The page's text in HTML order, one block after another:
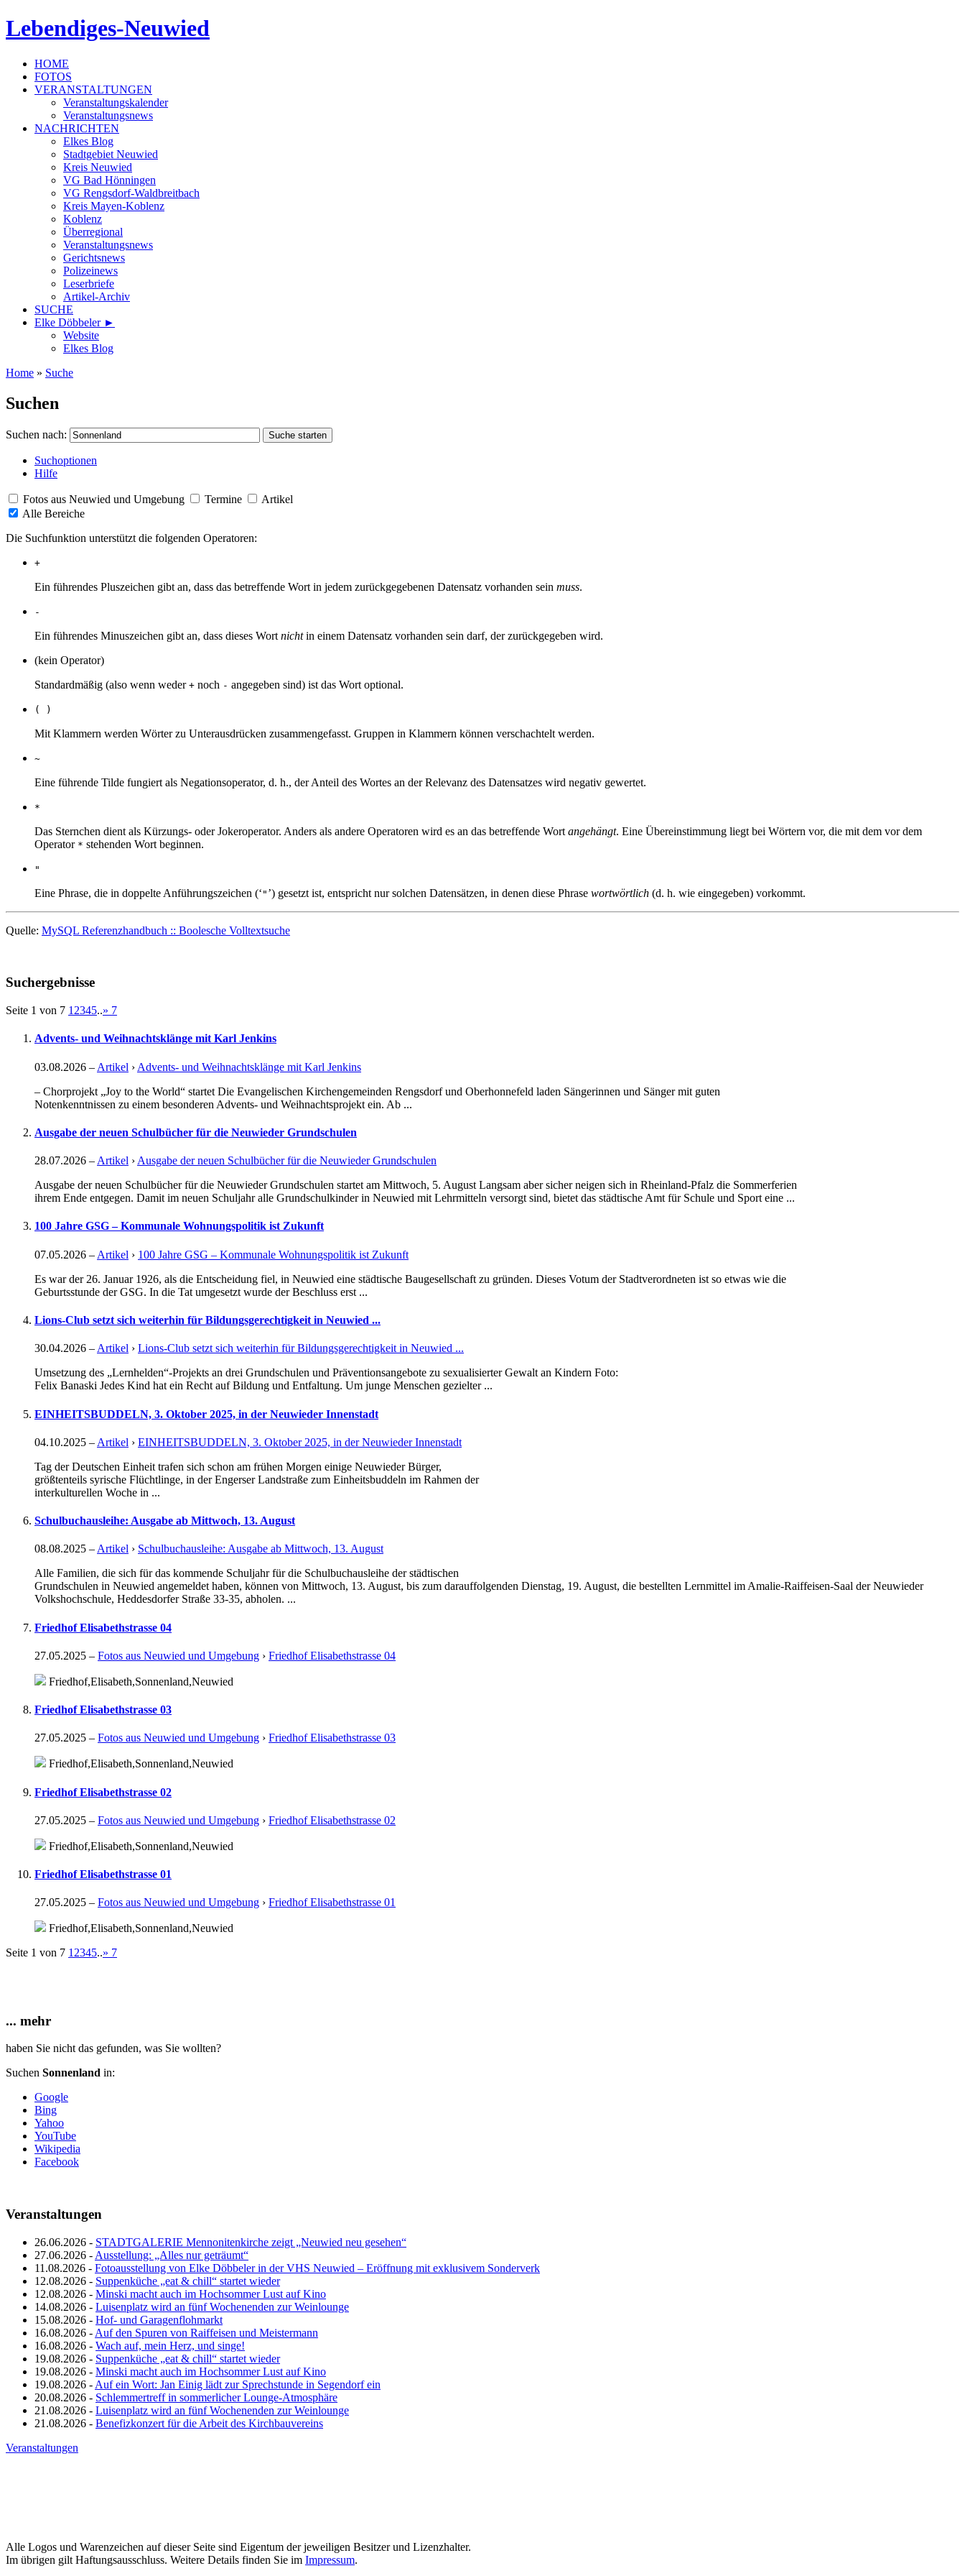
Lebendiges-Neuwied
HOME
FOTOS
VERANSTALTUNGEN
Veranstaltungskalender
Veranstaltungsnews
NACHRICHTEN
Elkes Blog
Stadtgebiet Neuwied
Kreis Neuwied
VG Bad Hönningen
VG Rengsdorf-Waldbreitbach
Kreis Mayen-Koblenz
Koblenz
Überregional
Veranstaltungsnews
Gerichtsnews
Polizeinews
Leserbriefe
Artikel-Archiv
SUCHE
Elke Döbbeler ►
Website
Elkes Blog
Home » Suche
Suchen
Suchen nach:
Suchoptionen
Hilfe
Fotos aus Neuwied und Umgebung Termine
Artikel
Alle Bereiche
Die Suchfunktion unterstützt die folgenden Operatoren:
+
Ein führendes Pluszeichen gibt an, dass das betreffende Wort in jedem zurückgegebenen Datensatz vorhanden sein muss.
-
Ein führendes Minuszeichen gibt an, dass dieses Wort nichtin einem Datensatz vorhanden sein darf, der zurückgegeben wird.
(kein Operator)
Standardmäßig (also wenn weder + noch - angegeben sind) ist das Wort optional.
( )
Mit Klammern werden Wörter zu Unterausdrücken zusammengefasst. Gruppen in Klammern können verschachtelt werden.
~
Eine führende Tilde fungiert als Negationsoperator, d. h., der Anteil des Wortes an der Relevanz des Datensatzes wird negativ gewertet.
*
Das Sternchen dient als Kürzungs- oder Jokeroperator. Anders als andere Operatoren wird es an das betreffende Wort angehängt. Eine Übereinstimmung liegt bei Wörtern vor, die mit dem vor dem
Operator * stehenden Wort beginnen.
"
Eine Phrase, die in doppelte Anführungszeichen (‘ " ’) gesetzt ist, entspricht nur solchen Datensätzen, in denen diese Phrase wortwörtlich (d. h. wie eingegeben) vorkommt.
Quelle: MySQL Referenzhandbuch :: Boolesche Volltextsuche
Suchergebnisse
Seite 1 von 7 1 2345..» 7
Advents- und Weihnachtsklänge mit Karl Jenkins
03.08.2026 – Artikel › Advents- und Weihnachtsklänge mit Karl Jenkins
– Chorprojekt „Joy to the World“ startet Die Evangelischen Kirchengemeinden Rengsdorf und Oberhonnefeld laden Sängerinnen und Sänger mit guten
Notenkenntnissen zu einem besonderen Advents- und Weihnachtsprojekt ein. Ab ...
Ausgabe der neuen Schulbücher für die Neuwieder Grundschulen
28.07.2026 – Artikel › Ausgabe der neuen Schulbücher für die Neuwieder Grundschulen
Ausgabe der neuen Schulbücher für die Neuwieder Grundschulen startet am Mittwoch, 5. August Langsam aber sicher neigen sich in Rheinland-Pfalz die Sommerferien
ihrem Ende entgegen. Damit im neuen Schuljahr alle Grundschulkinder in Neuwied mit Lehrmitteln versorgt sind, bietet das städtische Amt für Schule und Sport eine ...
100 Jahre GSG – Kommunale Wohnungspolitik ist Zukunft
07.05.2026 – Artikel › 100 Jahre GSG – Kommunale Wohnungspolitik ist Zukunft
Es war der 26. Januar 1926, als die Entscheidung fiel, in Neuwied eine städtische Baugesellschaft zu gründen. Dieses Votum der Stadtverordneten ist so etwas wie die
Geburtsstunde der GSG. In die Tat umgesetzt wurde der Beschluss erst ...
Lions-Club setzt sich weiterhin für Bildungsgerechtigkeit in Neuwied ...
30.04.2026 – Artikel › Lions-Club setzt sich weiterhin für Bildungsgerechtigkeit in Neuwied ...
Umsetzung des „Lernhelden“-Projekts an drei Grundschulen und Präventionsangebote zu sexualisierter Gewalt an Kindern Foto:
Felix Banaski Jedes Kind hat ein Recht auf Bildung und Entfaltung. Um junge Menschen gezielter ...
EINHEITSBUDDELN, 3. Oktober 2025, in der Neuwieder Innenstadt
04.10.2025 – Artikel › EINHEITSBUDDELN, 3. Oktober 2025, in der Neuwieder Innenstadt
Tag der Deutschen Einheit trafen sich schon am frühen Morgen einige Neuwieder Bürger,
größtenteils syrische Flüchtlinge, in der Engerser Landstraße zum Einheitsbuddeln im Rahmen der
interkulturellen Woche in ...
Schulbuchausleihe: Ausgabe ab Mittwoch, 13. August
08.08.2025 – Artikel › Schulbuchausleihe: Ausgabe ab Mittwoch, 13. August
Alle Familien, die sich für das kommende Schuljahr für die Schulbuchausleihe der städtischen
Grundschulen in Neuwied angemeldet haben, können von Mittwoch, 13. August, bis zum darauffolgenden Dienstag, 19. August, die bestellten Lernmittel im Amalie-Raiffeisen-Saal der Neuwieder
Volkshochschule, Heddesdorfer Straße 33-35, abholen. ...
Friedhof Elisabethstrasse 04
27.05.2025 – Fotos aus Neuwied und Umgebung › Friedhof Elisabethstrasse 04
Friedhof,Elisabeth,Sonnenland,Neuwied
Friedhof Elisabethstrasse 03
27.05.2025 – Fotos aus Neuwied und Umgebung › Friedhof Elisabethstrasse 03
Friedhof,Elisabeth,Sonnenland,Neuwied
Friedhof Elisabethstrasse 02
27.05.2025 – Fotos aus Neuwied und Umgebung › Friedhof Elisabethstrasse 02
Friedhof,Elisabeth,Sonnenland,Neuwied
Friedhof Elisabethstrasse 01
27.05.2025 – Fotos aus Neuwied und Umgebung › Friedhof Elisabethstrasse 01
Friedhof,Elisabeth,Sonnenland,Neuwied
Seite 1 von 7 12345..» 7
... mehr
haben Sie nicht das gefunden, was Sie wollten?
Suchen Sonnenland in:
Google
Bing
Yahoo
YouTube
Wikipedia
Facebook
Veranstaltungen
26.06.2026 - STADTGALERIE Mennonitenkirche zeigt „Neuwied neu gesehen“
27.06.2026 - Ausstellung: „Alles nur geträumt“
11.08.2026 - Fotoausstellung von Elke Döbbeler in der VHS Neuwied – Eröffnung mit exklusivem Sonderverk
12.08.2026 - Suppenküche „eat & chill“ startet wieder
12.08.2026 - Minski macht auch im Hochsommer Lust auf Kino
14.08.2026 - Luisenplatz wird an fünf Wochenenden zur Weinlounge
15.08.2026 - Hof- und Garagenflohmarkt
16.08.2026 - Auf den Spuren von Raiffeisen und Meistermann
16.08.2026 - Wach auf, mein Herz, und singe!
19.08.2026 - Suppenküche „eat & chill“ startet wieder
19.08.2026 - Minski macht auch im Hochsommer Lust auf Kino
19.08.2026 - Auf ein Wort: Jan Einig lädt zur Sprechstunde in Segendorf ein
20.08.2026 - Schlemmertreff in sommerlicher Lounge-Atmosphäre
21.08.2026 - Luisenplatz wird an fünf Wochenenden zur Weinlounge
21.08.2026 - Benefizkonzert für die Arbeit des Kirchbauvereins
Veranstaltungen
Alle Logos und Warenzeichen auf dieser Seite sind Eigentum der jeweiligen Besitzer und Lizenzhalter.
Im übrigen gilt Haftungsausschluss. Weitere Details finden Sie im Impressum.